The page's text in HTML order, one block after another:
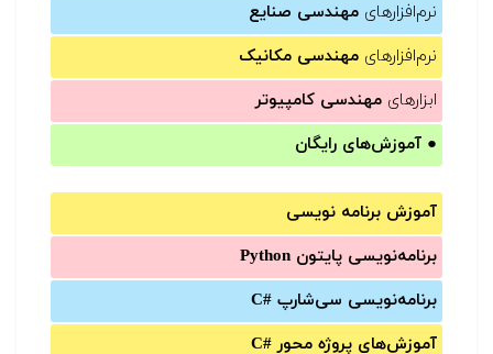
نرم‌افزارهای مهندسی صنایع
نرم‌افزارهای مهندسی مکانیک
ابزارهای مهندسی کامپیوتر
● آموزش‌های رایگان
آموزش برنامه نویسی
برنامه‌نویسی پایتون Python
برنامه‌‌نویسی سی‌شارپ C#‎
آموزش‌های پروژه محور #C